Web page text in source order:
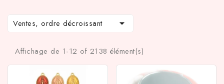
Ventes, ordre décroissant 
Affichage de 1-12 of 2138 élément(s)